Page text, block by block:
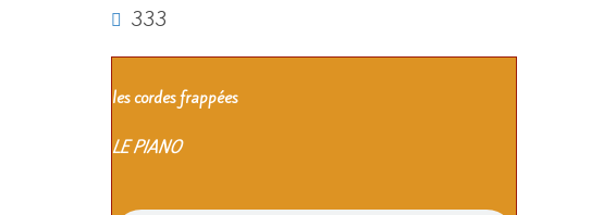
333
les cordes frappées
LE PIANO